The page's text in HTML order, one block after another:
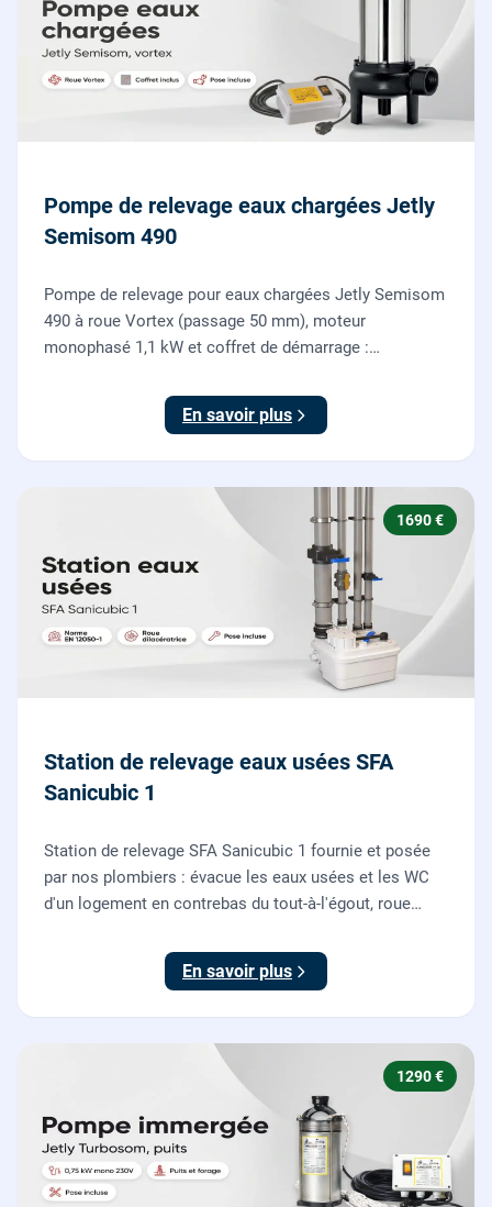
Pompe de relevage eaux chargées Jetly
Semisom 490
Pompe de relevage pour eaux chargées Jetly Semisom
490 à roue Vortex (passage 50 mm), moteur
monophasé 1,1 kW et coffret de démarrage :
fournie et posée par nos plombiers.
En savoir plus
1690 €
Station de relevage eaux usées SFA
Sanicubic 1
Station de relevage SFA Sanicubic 1 fournie et posée
par nos plombiers : évacue les eaux usées et les WC
d'un logement en contrebas du tout-à-l'égout, roue
En savoir plus
1290 €